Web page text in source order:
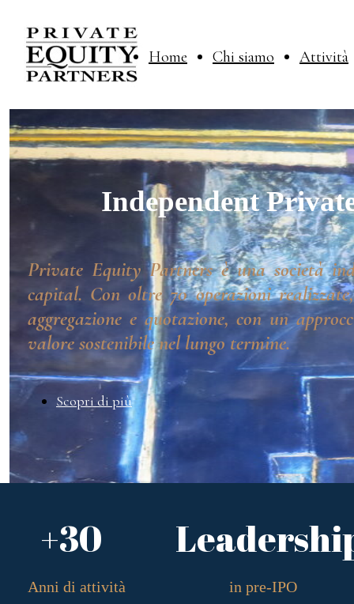
Home Chi siamo Attività
Independent
Private Equity Partners è una società
capital. Con oltre 70 operazioni
aggregazione e quotazione, con un
valore sostenibile nel lungo termine.
Scopri di più
+30
in pre-IPO
Anni di attività